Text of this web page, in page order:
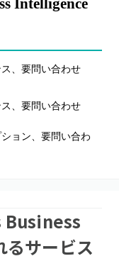
Intelligence
、要問い合わせ
、要問い合わせ
ョン、要問い合わ
Business
サービス